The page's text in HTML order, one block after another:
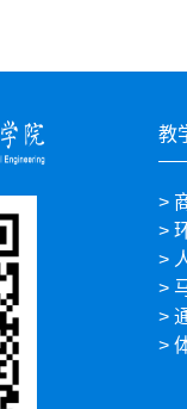
教
>
>
>
>
>
>